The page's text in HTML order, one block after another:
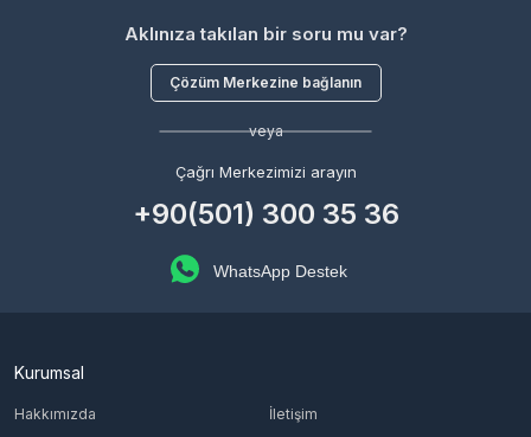
Aklınıza takılan bir soru mu var?
Çözüm Merkezine bağlanın
veya
Çağrı Merkezimizi arayın
+90(501) 300 35 36
WhatsApp Destek
Kurumsal
Hakkımızda
İletişim